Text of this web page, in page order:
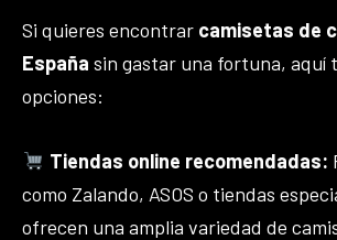
Si quieres encontrar camisetas de
España sin gastar una fortuna, aquí
opciones:
Tiendas online recomendadas:
como Zalando, ASOS o tiendas
ofrecen una amplia variedad de